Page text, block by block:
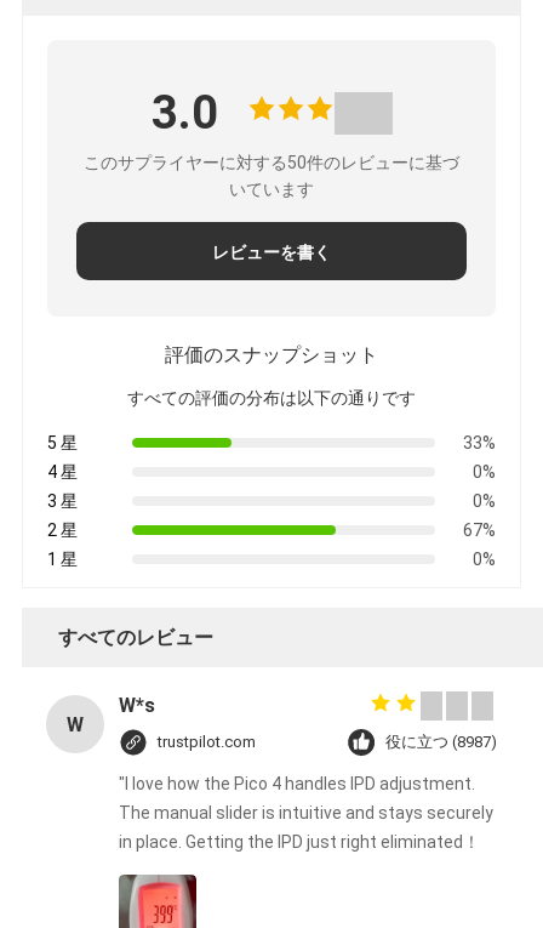
3.0
このサプライヤーに対する50件のレビューに基づ
いています
レビューを書く
評価のスナップショット
すべての評価の分布は以下の通りです
5 星
33%
4 星
0%
3 星
0%
2 星
67%
1 星
0%
すべてのレビュー
W
W*s
trustpilot.com 役に立つ (8987)
"I love how the Pico 4 handles IPD adjustment.
The manual slider is intuitive and stays securely
in place. Getting the IPD just right eliminated！